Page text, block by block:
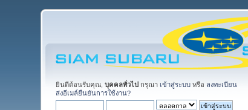
ยินดีต้อนรับคุณ,บุคคลทั่วไป กรุณา เข้าสู่ระบบ หรือ ลงทะเบียน
ส่งอีเมล์ยืนยันการใช้งาน?